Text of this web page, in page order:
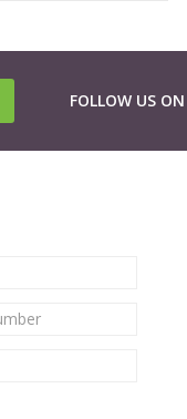
FOLLOW US ON